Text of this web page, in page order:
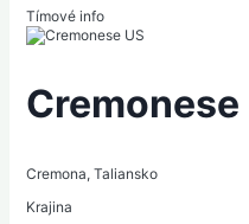
Tímové info
Cremonese
Cremona, Taliansko
Krajina